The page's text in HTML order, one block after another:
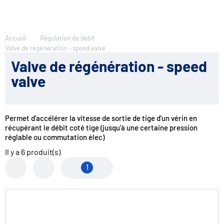
Accueil
Régulation de débit
Valve de régénération - speed valve
Valve de régénération - speed
valve
Permet d'accélérer la vitesse de sortie de tige d'un vérin en
récupérant le débit coté tige (jusqu'à une certaine pression
réglable ou commutation élec)
Il y a 6 produit(s)
1